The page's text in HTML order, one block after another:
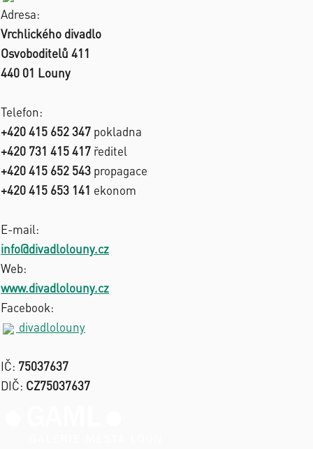
Adresa:
Vrchlického divadlo
Osvoboditelů 411
440 01 Louny
Telefon:
+420 415 652 347 pokladna
+420 731 415 417 ředitel
+420 415 652 543 propagace
+420 415 653 141 ekonom
E-mail:
info@divadlolouny.cz
Web:
www.divadlolouny.cz
Facebook:
divadlolouny
IČ: 75037637
DIČ: CZ75037637